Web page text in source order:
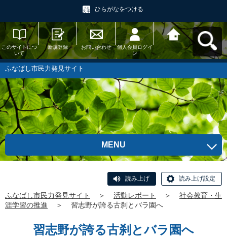
ひらがなをつける
このサイトにつ
いて
新規登録 お問い合わせ
個人会員ログイ
ン
ふなばし市民力
発見サイトへ戻
る
ふなばし市民力発見サイト
MENU
読み上げ 読み上げ設定
ふなばし市民力発見サイト ＞ 活動レポート ＞
社会教育・生
涯学習の推進
＞ 習志野が誇る古刹とバラ園へ
習志野が誇る古刹とバラ園へ